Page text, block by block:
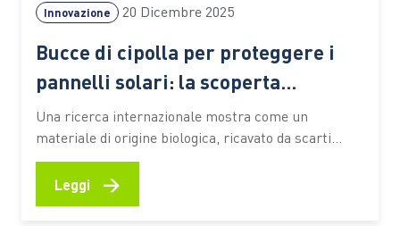
Innovazione 20 Dicembre 2025
Bucce di cipolla per proteggere i
pannelli solari: la scoperta
dell’Università di Turku
Una ricerca internazionale mostra come un
materiale di origine biologica, ricavato da scarti
vegetali, possa offrire schermatura dai raggi
ultravioletti e affidabilità nel tempo, proponendosi
Leggi →